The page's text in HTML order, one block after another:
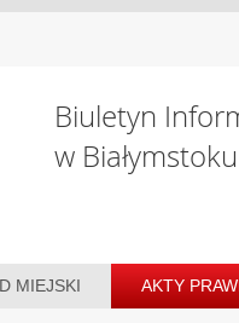
Biuletyn
w Białymstoku
MIEJSKI AKTY